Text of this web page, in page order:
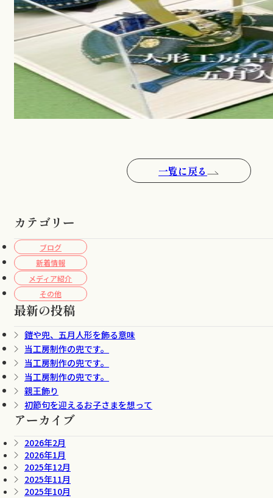
カテゴリー
ブログ
新着情報
メディア紹介
その他
最新の投稿
鎧や兜、五月人形を飾る意味
当工房制作の兜です。
当工房制作の兜です。
当工房制作の兜です。
親王飾り
初節句を迎えるお子さまを想って
アーカイブ
2026年2月
2026年1月
2025年12月
2025年11月
2025年10月
一覧に戻る